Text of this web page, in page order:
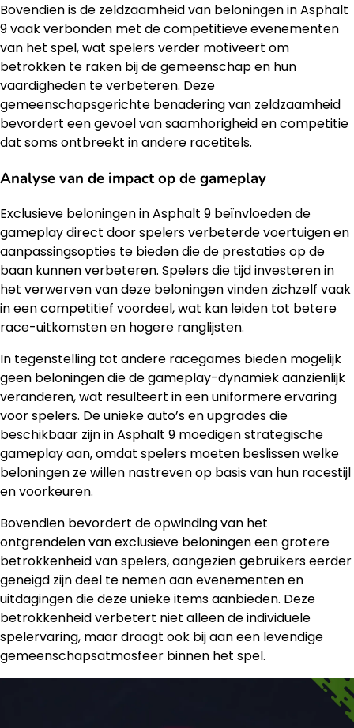
Bovendien is de zeldzaamheid van beloningen in Asphalt
9 vaak verbonden met de competitieve evenementen
van het spel, wat spelers verder motiveert om
betrokken te raken bij de gemeenschap en hun
vaardigheden te verbeteren. Deze
gemeenschapsgerichte benadering van zeldzaamheid
bevordert een gevoel van saamhorigheid en competitie
dat soms ontbreekt in andere racetitels.
Analyse van de impact op de gameplay
Exclusieve beloningen in Asphalt 9 beïnvloeden de
gameplay direct door spelers verbeterde voertuigen en
aanpassingsopties te bieden die de prestaties op de
baan kunnen verbeteren. Spelers die tijd investeren in
het verwerven van deze beloningen vinden zichzelf vaak
in een competitief voordeel, wat kan leiden tot betere
race-uitkomsten en hogere ranglijsten.
In tegenstelling tot andere racegames bieden mogelijk
geen beloningen die de gameplay-dynamiek aanzienlijk
veranderen, wat resulteert in een uniformere ervaring
voor spelers. De unieke auto’s en upgrades die
beschikbaar zijn in Asphalt 9 moedigen strategische
gameplay aan, omdat spelers moeten beslissen welke
beloningen ze willen nastreven op basis van hun racestijl
en voorkeuren.
Bovendien bevordert de opwinding van het
ontgrendelen van exclusieve beloningen een grotere
betrokkenheid van spelers, aangezien gebruikers eerder
geneigd zijn deel te nemen aan evenementen en
uitdagingen die deze unieke items aanbieden. Deze
betrokkenheid verbetert niet alleen de individuele
spelervaring, maar draagt ook bij aan een levendige
gemeenschapsatmosfeer binnen het spel.